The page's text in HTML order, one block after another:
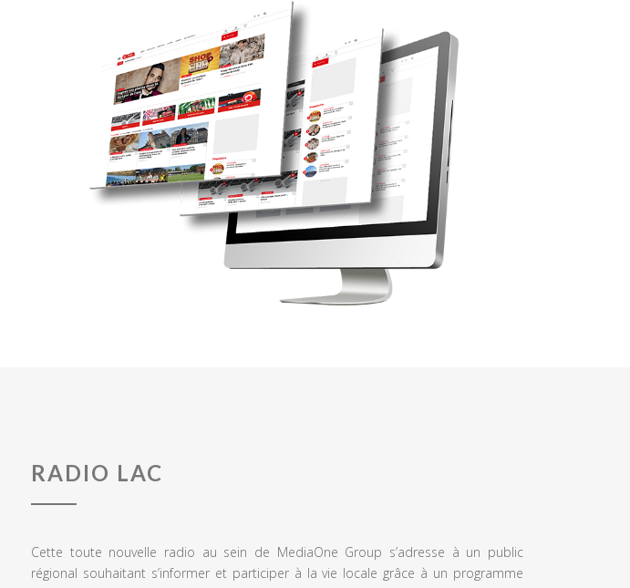
RADIO LAC
Cette toute nouvelle radio au sein de MediaOne Group s’adresse à un public
régional souhaitant s’informer et participer à la vie locale grâce à un programme